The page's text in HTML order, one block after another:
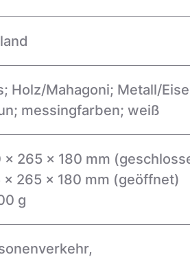
Holz/Mahagoni; Metall/
messingfarben; weiß
x 265 x 180 mm
x 265 x 180 mm (geöffnet)
g